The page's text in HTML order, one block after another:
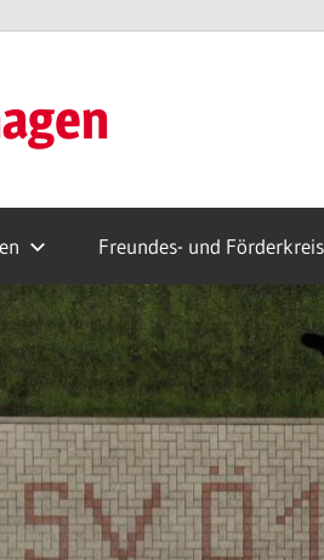
Freundes- und Förderkreis